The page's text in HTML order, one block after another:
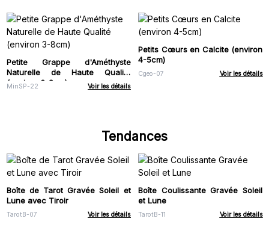
Petite Grappe d'Améthyste
Naturelle de Haute Qualité
(environ 3-8cm)
MinSP-22 Voir les détails
Petits Cœurs en Calcite (environ
4-5cm)
Cgeo-07 Voir les détails
Tendances
Boîte de Tarot Gravée Soleil et
Lune avec Tiroir
TarotB-07 Voir les détails
Boîte Coulissante Gravée Soleil
et Lune
TarotB-11 Voir les détails